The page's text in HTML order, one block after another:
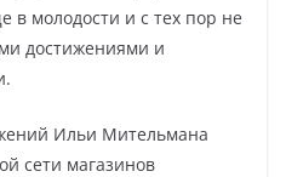
в молодости и с тех пор не
достижениями и
Ильи Мительмана
сети магазинов